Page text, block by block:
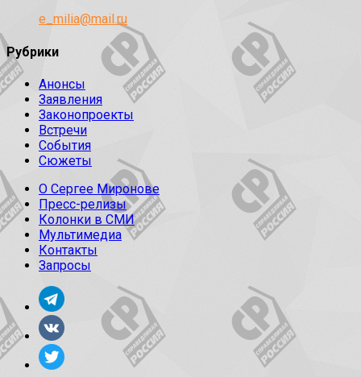
e_milia@mail.ru
Рубрики
Анонсы
Заявления
Законопроекты
Встречи
События
Сюжеты
О Сергее Миронове
Пресс-релизы
Колонки в СМИ
Мультимедиа
Контакты
Запросы